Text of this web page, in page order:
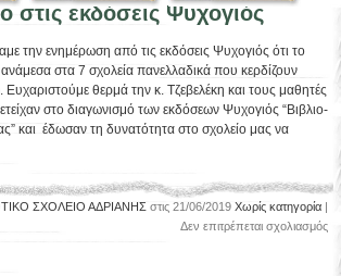
στις εκδόσεις Ψυχογιός
την ενημέρωση από τις εκδόσεις Ψυχογιός ότι το
ανάμεσα στα 7 σχολεία πανελλαδικά που κερδίζουν
Ευχαριστούμε θερμά την κ. Τζεβελέκη και τους μαθητές
στο διαγωνισμό των εκδόσεων Ψυχογιός “Βιβλιο-
και έδωσαν τη δυνατότητα στο σχολείο μας να
ΣΧΟΛΕΙΟ ΑΔΡΙΑΝΗΣ στις 21/06/2019 Χωρίς κατηγορία|
Δεν επιτρέπεται σχολιασμός